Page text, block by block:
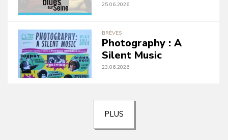
25.06.2026
BRÈVES
Photography : A
Silent Music
23.06.2026
PLUS